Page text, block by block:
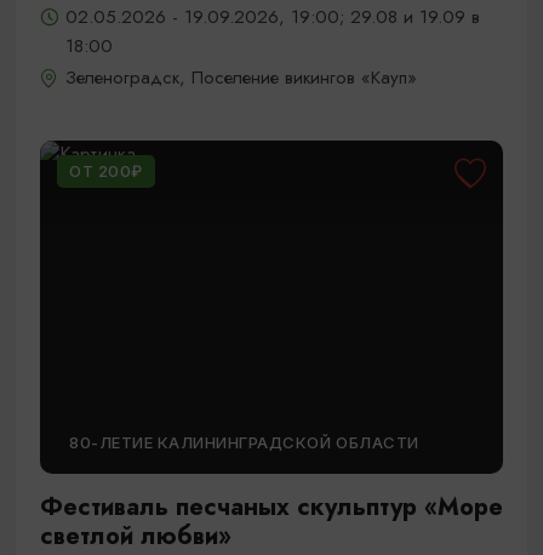
02.05.2026 - 19.09.2026, 19:00; 29.08 и 19.09 в
18:00
Зеленоградск, Поселение викингов «Кауп»
ОТ 200₽
80-ЛЕТИЕ КАЛИНИНГРАДСКОЙ ОБЛАСТИ
Фестиваль песчаных скульптур «Море
светлой любви»